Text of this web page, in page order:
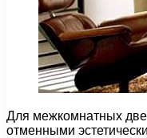
Для межкомнатных
отменными